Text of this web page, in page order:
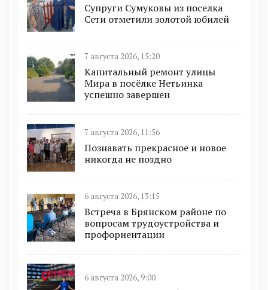
Супруги Сумуковы из поселка
Сети отметили золотой юбилей
7 августа 2026, 15:20
Капитальный ремонт улицы
Мира в посёлке Нетьинка
успешно завершен
7 августа 2026, 11:56
Познавать прекрасное и новое
никогда не поздно
6 августа 2026, 13:15
Встреча в Брянском районе по
вопросам трудоустройства и
профориентации
6 августа 2026, 9:00